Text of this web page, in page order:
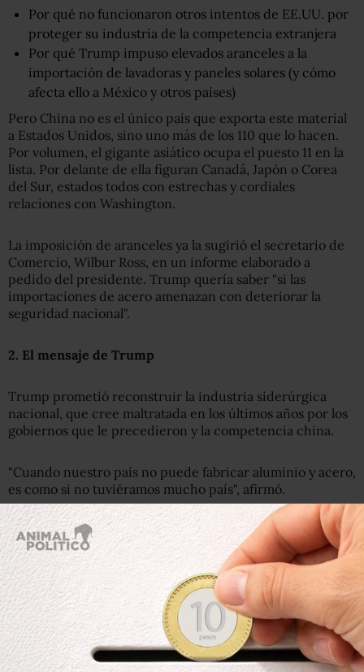
Por qué no funcionaron otros intentos de EE.UU. por
proteger su industria de la competencia extranjera
Por qué Trump impuso elevados aranceles a la
importación de lavadoras y paneles solares (y cómo
afecta ello a México y otros países)
Pero China no es el único país que exporta este material
a Estados Unidos, sino uno más de los 110 que lo hacen.
Por volumen, el gigante asiático ocupa el puesto 11 en la
lista. Por delante de ella figuran Canadá, Japón o Corea
del Sur, estados todos con estrechas y cordiales
relaciones con Washington.
La imposición de aranceles ya la sugirió el secretario de
Comercio, Wilbur Ross, en un informe elaborado a
pedido del presidente. Trump quería saber "si las
importaciones de acero amenazan con deteriorar la
seguridad nacional".
2. El mensaje de Trump
Trump prometió reconstruir la industria siderúrgica
nacional, que cree maltratada en los últimos años por los
gobiernos que le precedieron y la competencia china.
"Cuando nuestro país no puede fabricar aluminio y acero,
es como si no tuviéramos mucho país", afirmó.
"Necesitamos grandes productores de acero y aluminio
para la defensa", dijo en plena visita a la Casa Blanca de
Liu He, asesor económico y amigo del presidente chino,
Xi Jinping.